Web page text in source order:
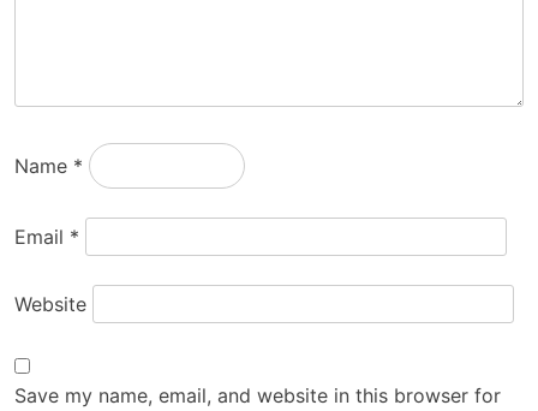
Name *
Email *
Website
Save my name, email, and website in this browser for